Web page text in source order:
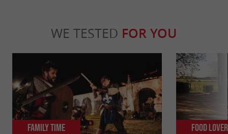
WE TESTED FOR YOU
Family Time Food